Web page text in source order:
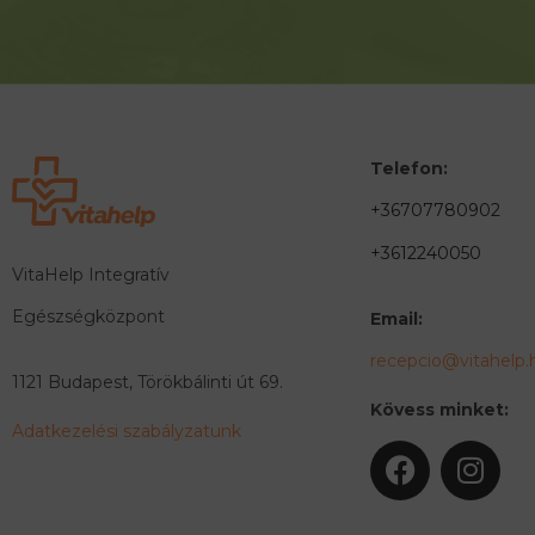
VitaHelp Integratív
Egészségközpont
1121 Budapest, Törökbálinti út 69.
Adatkezelési szabályzatunk
Telefon:
+36707780902
+3612240050
Email:
Kövess minket: